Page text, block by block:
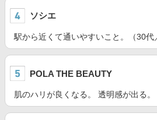
ソシエ
駅から近くて通いやすいこと。（30代
POLA THE BEAUTY
肌のハリが良くなる。 透明感が出る。